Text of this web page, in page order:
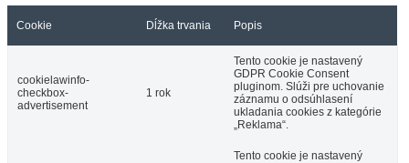
Cookie Dĺžka trvania Popis
cookielawinfo-
checkbox-
advertisement
1 rok
Tento cookie je nastavený
GDPR Cookie Consent
pluginom. Slúži pre uchovanie
záznamu o odsúhlasení
ukladania cookies z kategórie
„Reklama“.
Tento cookie je nastavený